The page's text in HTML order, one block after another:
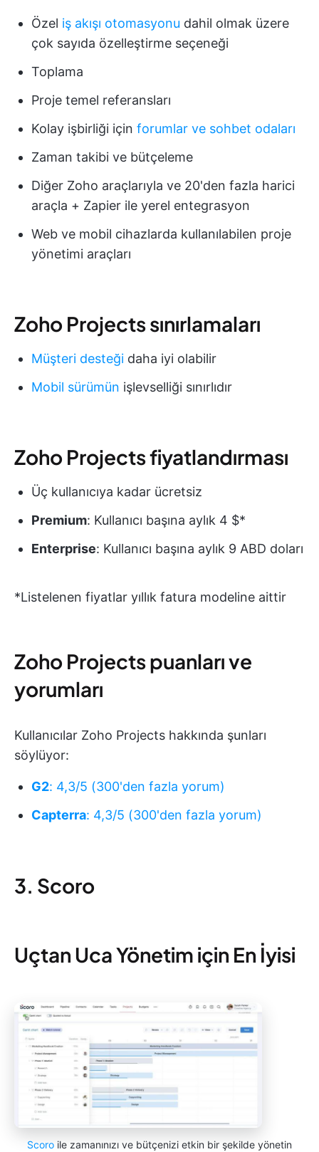
Özel iş akışı otomasyonu dahil olmak üzere
çok sayıda özelleştirme seçeneği
Toplama
Proje temel referansları
Kolay işbirliği için forumlar ve sohbet odaları
Zaman takibi ve bütçeleme
Diğer Zoho araçlarıyla ve 20'den fazla harici
araçla + Zapier ile yerel entegrasyon
Web ve mobil cihazlarda kullanılabilen proje
yönetimi araçları
Zoho Projects sınırlamaları
Müşteri desteği daha iyi olabilir
Mobil sürümün işlevselliği sınırlıdır
Zoho Projects fiyatlandırması
Üç kullanıcıya kadar ücretsiz
Premium: Kullanıcı başına aylık 4 $*
Enterprise: Kullanıcı başına aylık 9 ABD doları
*Listelenen fiyatlar yıllık fatura modeline aittir
Zoho Projects puanları ve
yorumları
Kullanıcılar Zoho Projects hakkında şunları
söylüyor:
G2: 4,3/5 (300'den fazla yorum)
Capterra: 4,3/5 (300'den fazla yorum)
3. Scoro
Uçtan Uca Yönetim için En İyisi
Scoro ile zamanınızı ve bütçenizi etkin bir şekilde yönetin